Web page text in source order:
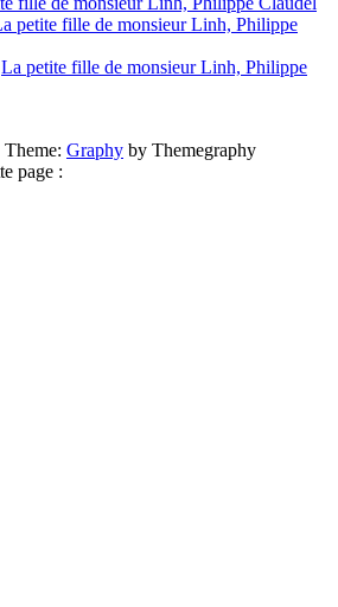
petite fille de monsieur Linh, Philippe
La petite fille de monsieur Linh, Philippe
Theme: Graphy by Themegraphy
page :